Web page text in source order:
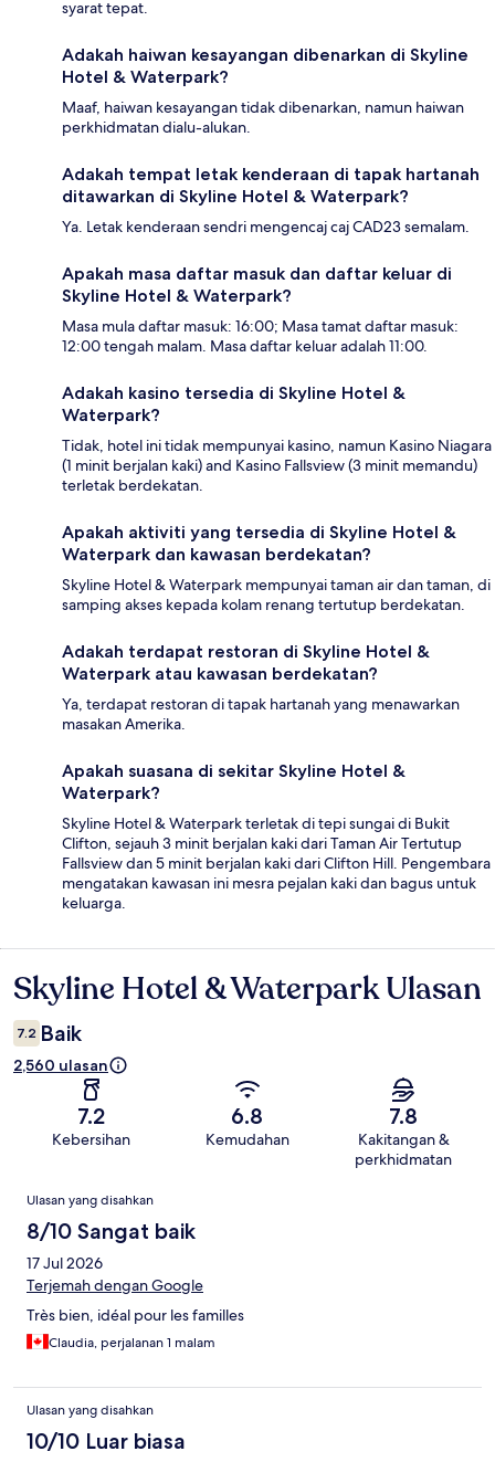
syarat tepat.
Adakah haiwan kesayangan dibenarkan di Skyline
Hotel & Waterpark?
Maaf, haiwan kesayangan tidak dibenarkan, namun haiwan
perkhidmatan dialu-alukan.
Adakah tempat letak kenderaan di tapak hartanah
ditawarkan di Skyline Hotel & Waterpark?
Ya. Letak kenderaan sendri mengencaj caj CAD23 semalam.
Apakah masa daftar masuk dan daftar keluar di
Skyline Hotel & Waterpark?
Masa mula daftar masuk: 16:00; Masa tamat daftar masuk:
12:00 tengah malam. Masa daftar keluar adalah 11:00.
Adakah kasino tersedia di Skyline Hotel &
Waterpark?
Tidak, hotel ini tidak mempunyai kasino, namun Kasino Niagara
(1 minit berjalan kaki) and Kasino Fallsview (3 minit memandu)
terletak berdekatan.
Apakah aktiviti yang tersedia di Skyline Hotel &
Waterpark dan kawasan berdekatan?
Skyline Hotel & Waterpark mempunyai taman air dan taman, di
samping akses kepada kolam renang tertutup berdekatan.
Adakah terdapat restoran di Skyline Hotel &
Waterpark atau kawasan berdekatan?
Ya, terdapat restoran di tapak hartanah yang menawarkan
masakan Amerika.
Apakah suasana di sekitar Skyline Hotel &
Waterpark?
Skyline Hotel & Waterpark terletak di tepi sungai di Bukit
Clifton, sejauh 3 minit berjalan kaki dari Taman Air Tertutup
Fallsview dan 5 minit berjalan kaki dari Clifton Hill. Pengembara
mengatakan kawasan ini mesra pejalan kaki dan bagus untuk
keluarga.
Ulasan
Skyline Hotel & Waterpark Ulasan
7.2 Baik
2,560 ulasan
7.2
Kebersihan
6.8
Kemudahan
7.8
Kakitangan &
perkhidmatan
Ulasan
Ulasan yang disahkan
8/10 Sangat baik
17 Jul 2026
Terjemah dengan Google
Très bien, idéal pour les familles
Claudia, perjalanan 1 malam
Ulasan yang disahkan
10/10 Luar biasa